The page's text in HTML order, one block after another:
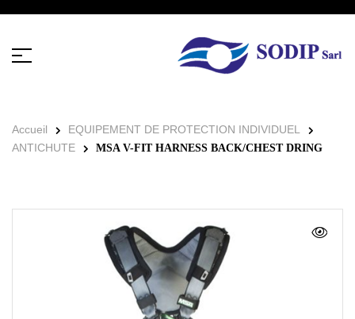
Accueil
EQUIPEMENT DE PROTECTION INDIVIDUEL
ANTICHUTE
MSA V-FIT HARNESS BACK/CHEST DRING